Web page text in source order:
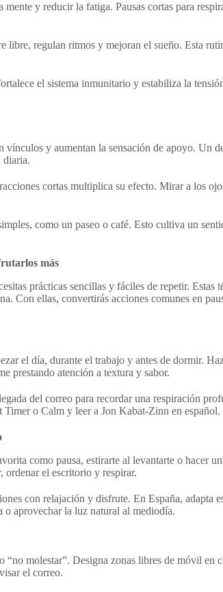
y reducir la fatiga. Pausas cortas para
libre, regulan ritmos y mejoran el sueño. Esta
el sistema inmunitario y estabiliza la
y aumentan la sensación de apoyo. Un
diaria.
cortas multiplica su efecto. Mirar a los
como un paseo o café. Esto cultiva un
más
prácticas sencillas y fáciles de repetir. Estas
Con ellas, convertirás acciones comunes en
el día, durante el trabajo y antes de dormir.
prestando atención a textura y sabor.
del correo para recordar una respiración
Timer o Calm y leer a Jon Kabat-Zinn en español.
como pausa, estirarte al levantarte o hacer
ordenar el escritorio y respirar.
con relajación y disfrute. En España, adapta
o aprovechar la luz natural al mediodía.
molestar”. Designa zonas libres de móvil en
el correo.